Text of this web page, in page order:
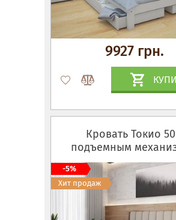
9927 грн.
Кровать Токио
подъемным
-5%
Хит продаж